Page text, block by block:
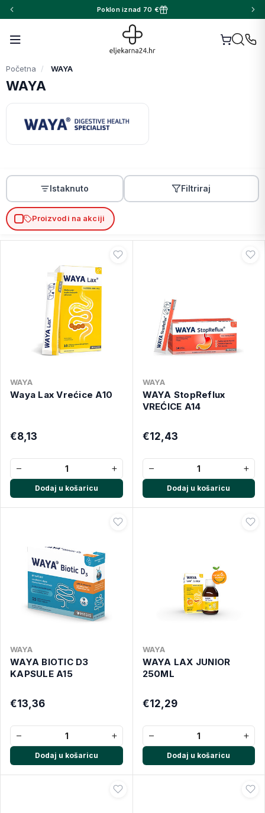
Poklon iznad 70 €
Početna WAYA
WAYA
Istaknuto Filtriraj
Proizvodi na akciji
WAYA
Waya Lax Vrećice A10
€8,13
− +
Dodaj u košaricu
WAYA
WAYA StopReflux
VREĆICE A14
€12,43
− +
Dodaj u košaricu
WAYA
WAYA BIOTIC D3
KAPSULE A15
€13,36
− +
Dodaj u košaricu
WAYA
WAYA LAX JUNIOR
250ML
€12,29
− +
Dodaj u košaricu